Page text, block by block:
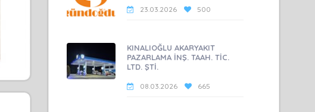
23.03.2026 500
KINALIOĞLU AKARYAKIT
PAZARLAMA İNŞ. TAAH. TİC.
LTD. ŞTİ.
08.03.2026 665